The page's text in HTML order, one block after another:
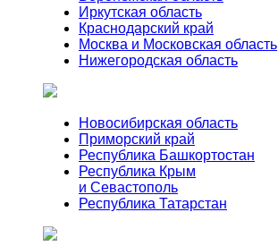
Иркутская область
Краснодарский край
Москва и Московская область
Нижегородская область
Новосибирская область
Приморский край
Республика Башкортостан
Республика Крым
и Севастополь
Республика Татарстан